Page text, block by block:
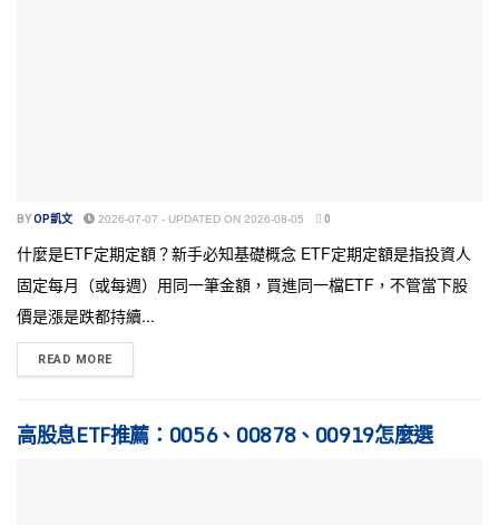
BYOP凱文 2026-07-07 - UPDATED ON 2026-08-05 0
什麼是ETF定期定額？新手必知基礎概念 ETF定期定額是指投資人
固定每月（或每週）用同一筆金額，買進同一檔ETF，不管當下股
價是漲是跌都持續...
READ MORE
高股息ETF推薦：0056、00878、00919怎麼選